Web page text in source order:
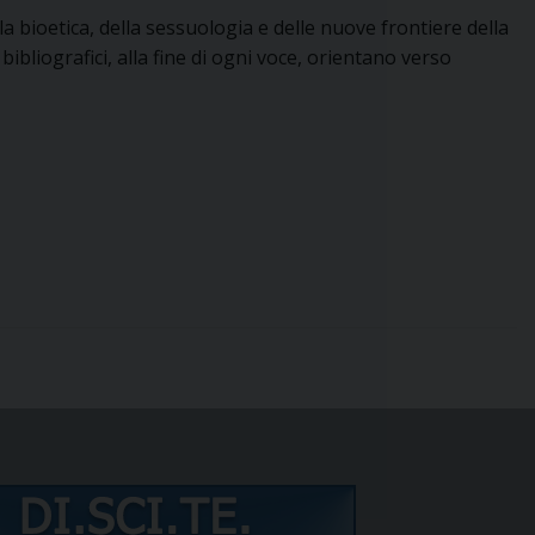
bioetica, della sessuologia e delle nuove frontiere della
alla fine di ogni voce, orientano verso